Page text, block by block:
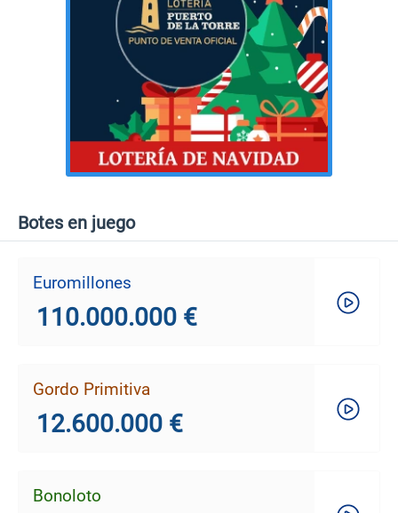
Botes en juego
Euromillones
110.000.000 €
Gordo Primitiva
12.600.000 €
Bonoloto